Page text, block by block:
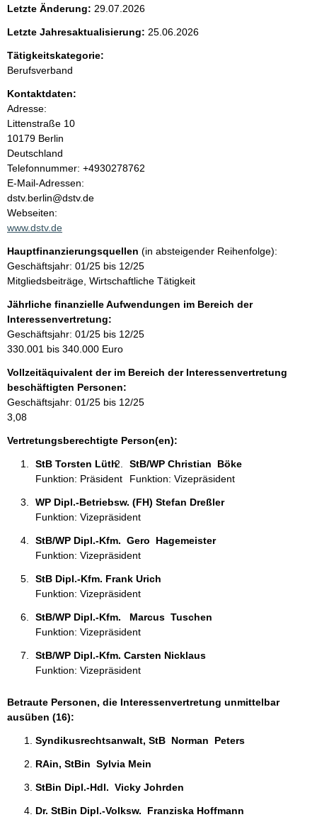
n
i
n
h
a
l
t
Letzte Änderung: 29.07.2026
Letzte Jahresaktualisierung: 25.06.2026
Tätigkeitskategorie:
Berufsverband
Kontaktdaten:
Adresse:
Littenstraße 10
10179 Berlin
Deutschland
K
o
n
t
a
t
i
n
f
o
r
m
t
i
o
n
e
Telefonnummer: +4930278762
E-Mail-Adressen:
dstv.berlin@dstv.de
Webseiten:
www.dstv.de
Hauptfinanzierungsquellen (in absteigender Reihenfolge):
Geschäftsjahr: 01/25 bis 12/25
Mitgliedsbeiträge, Wirtschaftliche Tätigkeit
Jährliche finanzielle Aufwendungen im Bereich der
Interessenvertretung:
Geschäftsjahr: 01/25 bis 12/25
330.001 bis 340.000 Euro
Vollzeitäquivalent der im Bereich der Interessenvertretung
beschäftigten Personen:
Geschäftsjahr: 01/25 bis 12/25
3,08
Vertretungsberechtigte Person(en):
StB Torsten Lüth
Funktion: Präsident
StB/WP Christian  Böke
Funktion: Vizepräsident
WP Dipl.-Betriebsw. (FH) Stefan Dreßler
Funktion: Vizepräsident
StB/WP Dipl.-Kfm.  Gero  Hagemeister
Funktion: Vizepräsident
StB Dipl.-Kfm. Frank Urich
Funktion: Vizepräsident
StB/WP Dipl.-Kfm.   Marcus  Tuschen
Funktion: Vizepräsident
StB/WP Dipl.-Kfm. Carsten Nicklaus
Funktion: Vizepräsident
Betraute Personen, die Interessenvertretung unmittelbar
ausüben (16):
Syndikusrechtsanwalt, StB  Norman  Peters
RAin, StBin  Sylvia Mein
StBin Dipl.-Hdl.  Vicky Johrden
Dr. StBin Dipl.-Volksw.  Franziska Hoffmann